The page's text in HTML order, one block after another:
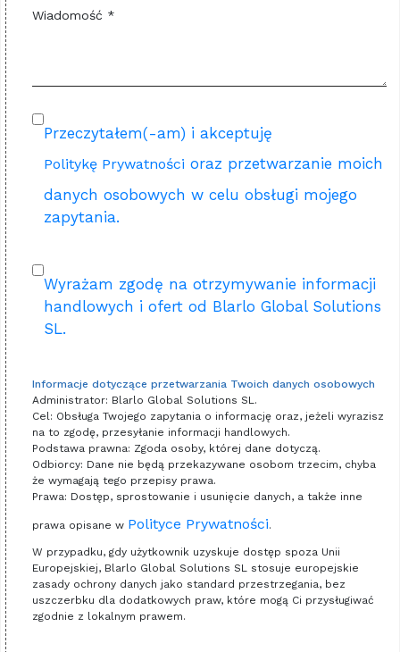
Wiadomość *
Przeczytałem(-am) i akceptuję
Politykę Prywatności oraz przetwarzanie moich
danych osobowych w celu obsługi mojego
zapytania.
Wyrażam zgodę na otrzymywanie informacji
handlowych i ofert od Blarlo Global Solutions
SL.
Informacje dotyczące przetwarzania Twoich danych osobowych
Administrator: Blarlo Global Solutions SL.
Cel: Obsługa Twojego zapytania o informację oraz, jeżeli wyrazisz
na to zgodę, przesyłanie informacji handlowych.
Podstawa prawna: Zgoda osoby, której dane dotyczą.
Odbiorcy: Dane nie będą przekazywane osobom trzecim, chyba
że wymagają tego przepisy prawa.
Prawa: Dostęp, sprostowanie i usunięcie danych, a także inne
prawa opisane w Polityce Prywatności.
W przypadku, gdy użytkownik uzyskuje dostęp spoza Unii
Europejskiej, Blarlo Global Solutions SL stosuje europejskie
zasady ochrony danych jako standard przestrzegania, bez
uszczerbku dla dodatkowych praw, które mogą Ci przysługiwać
zgodnie z lokalnym prawem.